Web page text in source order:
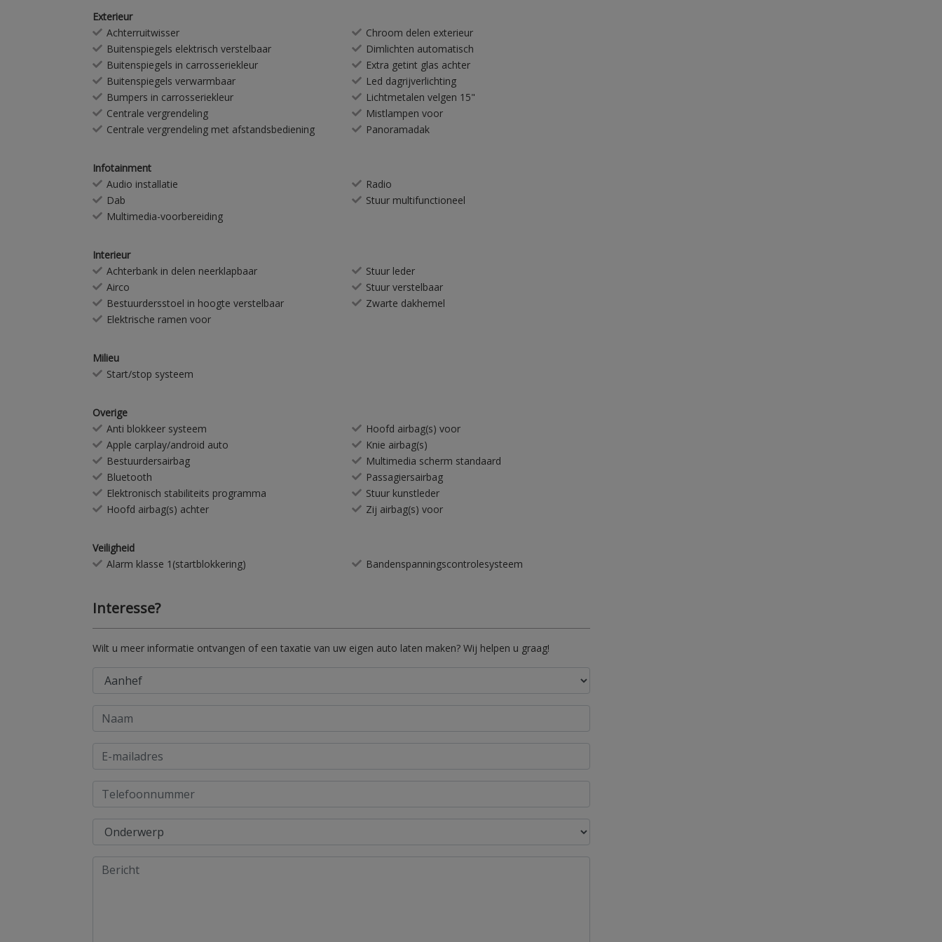
Exterieur
Achterruitwisser
Buitenspiegels elektrisch verstelbaar
Buitenspiegels in carrosseriekleur
Buitenspiegels verwarmbaar
Bumpers in carrosseriekleur
Centrale vergrendeling
Centrale vergrendeling met afstandsbediening
Chroom delen exterieur
Dimlichten automatisch
Extra getint glas achter
Led dagrijverlichting
Lichtmetalen velgen 15"
Mistlampen voor
Panoramadak
Infotainment
Audio installatie
Dab
Multimedia-voorbereiding
Radio
Stuur multifunctioneel
Interieur
Achterbank in delen neerklapbaar
Airco
Bestuurdersstoel in hoogte verstelbaar
Elektrische ramen voor
Stuur leder
Stuur verstelbaar
Zwarte dakhemel
Milieu
Start/stop systeem
Overige
Anti blokkeer systeem
Apple carplay/android auto
Bestuurdersairbag
Bluetooth
Elektronisch stabiliteits programma
Hoofd airbag(s) achter
Hoofd airbag(s) voor
Knie airbag(s)
Multimedia scherm standaard
Passagiersairbag
Stuur kunstleder
Zij airbag(s) voor
Veiligheid
Alarm klasse 1(startblokkering)
Bandenspanningscontrolesysteem
Interesse?
Wilt u meer informatie ontvangen of een taxatie van uw eigen auto laten maken? Wij helpen u graag!